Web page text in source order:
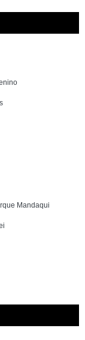
Mandaqui
de Barros